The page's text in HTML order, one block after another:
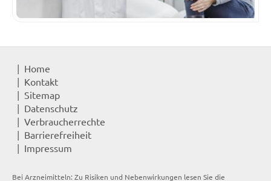
Home
Kontakt
Sitemap
Datenschutz
Verbraucherrechte
Barrierefreiheit
Impressum
Bei Arzneimitteln: Zu Risiken und Nebenwirkungen lesen Sie die